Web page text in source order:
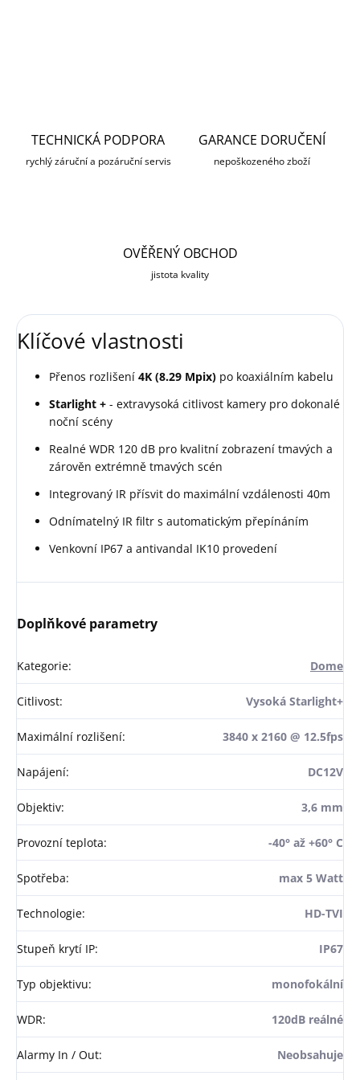
TECHNICKÁ PODPORA
rychlý záruční a pozáruční servis
GARANCE DORUČENÍ
nepoškozeného zboží
OVĚŘENÝ OBCHOD
jistota kvality
Klíčové vlastnosti
Přenos rozlišení 4K (8.29 Mpix) po koaxiálním kabelu
Starlight + - extravysoká citlivost kamery pro dokonalé
noční scény
Realné WDR 120 dB pro kvalitní zobrazení tmavých a
zárověn extrémně tmavých scén
Integrovaný IR přísvit do maximální vzdálenosti 40m
Odnímatelný IR filtr s automatickým přepínáním
Venkovní IP67 a antivandal IK10 provedení
Doplňkové parametry
Kategorie: Dome
Citlivost: Vysoká Starlight+
Maximální rozlišení: 3840 x 2160 @ 12.5fps
Napájení: DC12V
Objektiv: 3,6 mm
Provozní teplota: -40° až +60° C
Spotřeba: max 5 Watt
Technologie: HD-TVI
Stupeň krytí IP: IP67
Typ objektivu: monofokální
WDR: 120dB reálné
Alarmy In / Out: Neobsahuje